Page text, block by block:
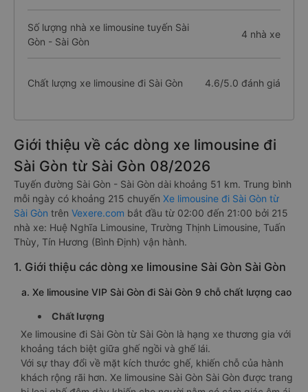
Số lượng nhà xe limousine tuyến Sài
Gòn - Sài Gòn
4 nhà xe
Chất lượng xe limousine đi Sài Gòn 4.6/5.0 đánh giá
Giới thiệu về các dòng xe limousine đi
Sài Gòn từ Sài Gòn 08/2026
Tuyến đường Sài Gòn - Sài Gòn dài khoảng 51 km. Trung bình
mỗi ngày có khoảng 215 chuyến Xe limousine đi Sài Gòn từ
Sài Gòn trên Vexere.com bắt đầu từ 02:00 đến 21:00 bởi 215
nhà xe: Huệ Nghĩa Limousine, Trường Thịnh Limousine, Tuấn
Thùy, Tín Hương (Bình Định) vận hành.
1. Giới thiệu các dòng xe limousine Sài Gòn Sài Gòn
a. Xe limousine VIP Sài Gòn đi Sài Gòn 9 chỗ chất lượng cao
Chất lượng
Xe limousine đi Sài Gòn từ Sài Gòn là hạng xe thương gia với
khoảng tách biệt giữa ghế ngồi và ghế lái.
Với sự thay đổi về mặt kích thước ghế, khiến chỗ của hành
khách rộng rãi hơn. Xe limousine Sài Gòn Sài Gòn được trang